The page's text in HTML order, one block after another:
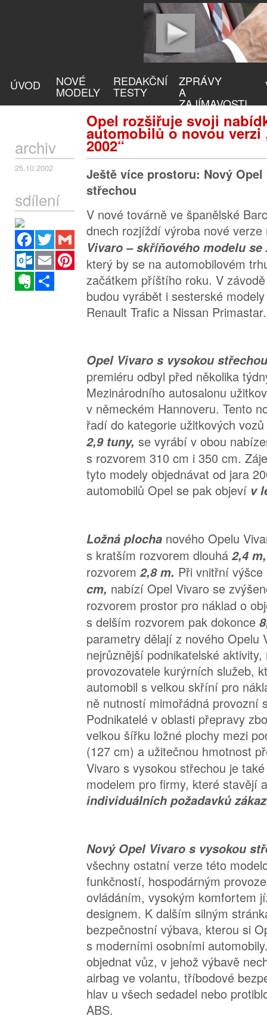
ÚVOD NOVÉ
MODELY
REDAKČNÍ
TESTY
ZPRÁVY
A
ZAJÍMAVOSTI
Opel rozšiřuje svoji
automobilů o novou verzi
2002“
archiv
25.10.2002
sdílení
Facebook
Twitter
Gmail
Outlook.com
Email
Pinterest
Evernote
Ještě více prostoru: Nový
střechou
V nové továrně ve španělské
dnech rozjíždí výroba nové
Vivaro – skříňového modelu
který by se na automobilovém
začátkem příštího roku. V
budou vyrábět i sesterské
Renault Trafic a Nissan Primastar.
Opel Vivaro s vysokou
premiéru odbyl před několika
Mezinárodního autosalonu
v německém Hannoveru. Tento
řadí do kategorie užitkových
2,9 tuny, se vyrábí v obou
s rozvorem 310 cm i 350 cm.
tyto modely objednávat od jara
automobilů Opel se pak objeví v
Ložná plocha nového Opelu
s kratším rozvorem dlouhá 2,4
rozvorem 2,8 m. Při vnitřní
cm, nabízí Opel Vivaro se
rozvorem prostor pro náklad o
s delším rozvorem pak dokonce
parametry dělají z nového Opelu
nejrůznější podnikatelské
provozovatele kurýrních služeb,
automobil s velkou skříní pro
ně nutností mimořádná provozní
Podnikatelé v oblasti přepravy
velkou šířku ložné plochy mezi
(127 cm) a užitečnou hmotnost
Vivaro s vysokou střechou je
modelem pro firmy, které stavějí
individuálních požadavků
Nový Opel Vivaro s vysokou
všechny ostatní verze této
funkčností, hospodárným
ovládáním, vysokým komfortem
designem. K dalším silným
bezpečnostní výbava, kterou si
s moderními osobními
objednat vůz, v jehož výbavě
airbag ve volantu, tříbodové
hlav u všech sedadel nebo
ABS.